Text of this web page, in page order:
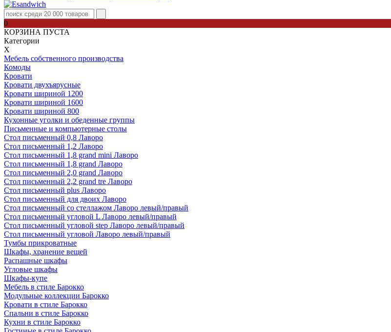
0
КОРЗИНА ПУСТА
Категории
Х
Мебель собственного производства
Комоды
Кровати
Кровати двухъярусные
Кровати шириной 1200
Кровати шириной 1600
Кровати шириной 800
Кухонные уголки и обеденные группы
Письменные и компьютерные столы
Стол письменный 0,8 Лаворо
Стол письменный 1,2 Лаворо
Стол письменный 1,8 grand mini Лаворо
Стол письменный 1,8 grand Лаворо
Стол письменный 2,0 grand Лаворо
Стол письменный 2,2 grand tre Лаворо
Стол письменный plus Лаворо
Стол письменный для двоих Лаворо
Стол письменный со стеллажом Лаворо левый/правый
Стол письменный угловой L Лаворо левый/правый
Стол письменный угловой step Лаворо левый/правый
Стол письменный угловой Лаворо левый/правый
Тумбы прикроватные
Шкафы, хранение вещей
Распашные шкафы
Угловые шкафы
Шкафы-купе
Мебель в стиле Барокко
Модульные коллекции Барокко
Кровати в стиле Барокко
Спальни в стиле Барокко
Кухни в стиле Барокко